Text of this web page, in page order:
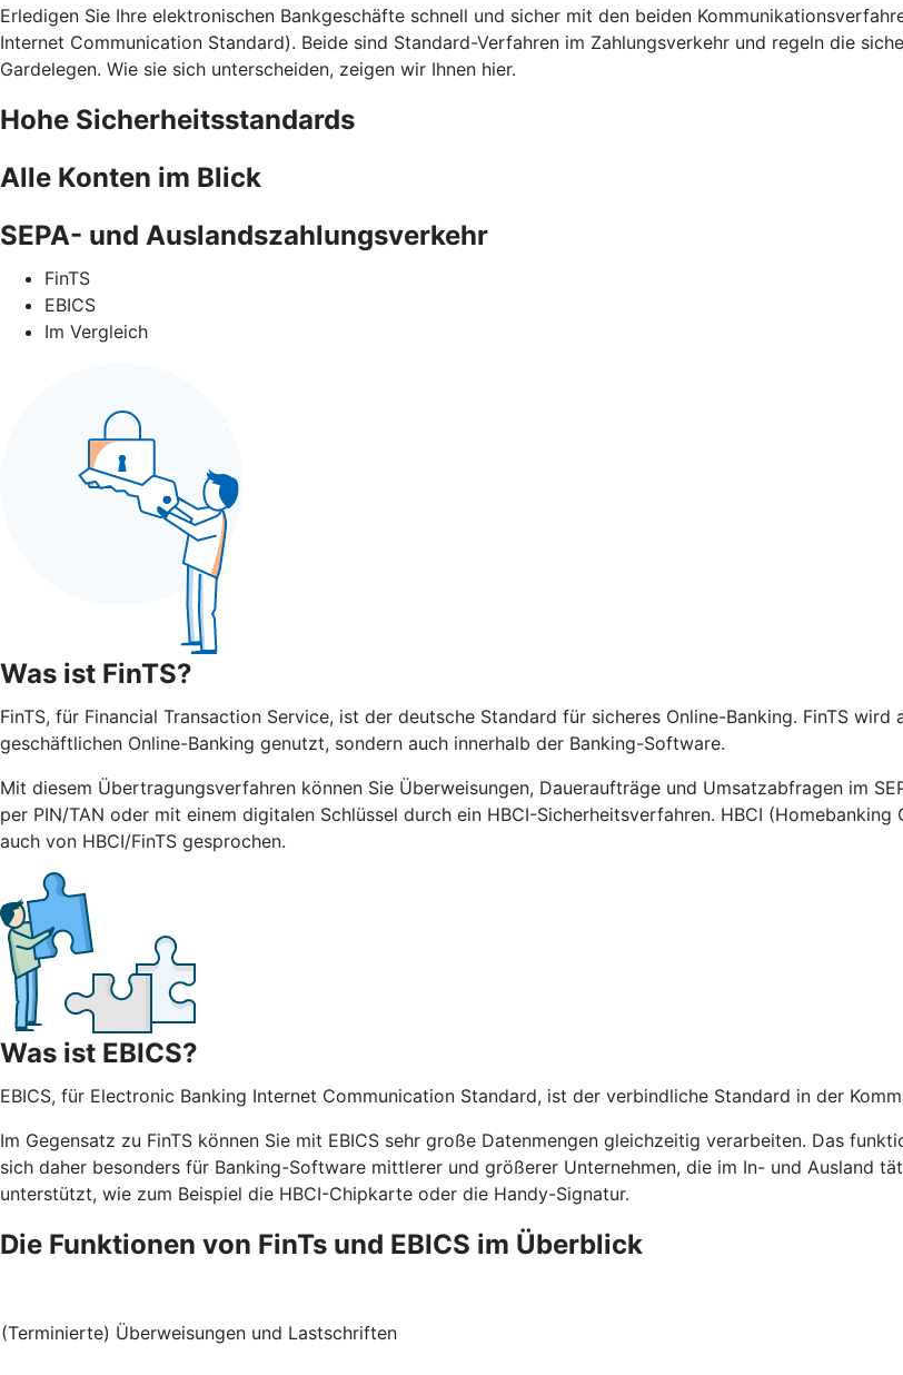
Erledigen Sie Ihre elektronischen Bankgeschäfte schnell und sicher mit den beiden
Internet Communication Standard). Beide sind Standard-Verfahren im Zahlungsverkehr und regeln die
Gardelegen. Wie sie sich unterscheiden, zeigen wir Ihnen hier.
Hohe Sicherheitsstandards
Alle Konten im Blick
SEPA- und Auslandszahlungsverkehr
FinTS
EBICS
Im Vergleich
Was ist FinTS?
FinTS, für Financial Transaction Service, ist der deutsche Standard für sicheres Online-Banking. FinTS
geschäftlichen Online-Banking genutzt, sondern auch innerhalb der Banking-Software.
Mit diesem Übertragungsverfahren können Sie Überweisungen, Daueraufträge und Umsatzabfragen im
per PIN/TAN oder mit einem digitalen Schlüssel durch ein HBCI-Sicherheitsverfahren. HBCI
auch von HBCI/FinTS gesprochen.
Was ist EBICS?
EBICS, für Electronic Banking Internet Communication Standard, ist der verbindliche Standard in der
Im Gegensatz zu FinTS können Sie mit EBICS sehr große Datenmengen gleichzeitig verarbeiten. Das
sich daher besonders für Banking-Software mittlerer und größerer Unternehmen, die im In- und Ausland
unterstützt, wie zum Beispiel die HBCI-Chipkarte oder die Handy-Signatur.
Die Funktionen von FinTs und EBICS im Überblick
(Terminierte) Überweisungen und Lastschriften